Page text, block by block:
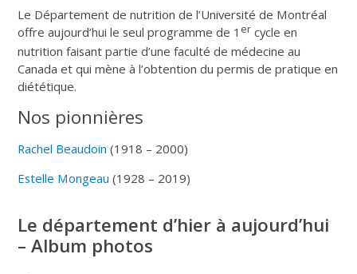
Le Département de nutrition de l’Université de Montréal
offre aujourd’hui le seul programme de 1 er cycle en
nutrition faisant partie d’une faculté de médecine au
Canada et qui mène à l’obtention du permis de pratique en
diététique.
Nos pionnières
Rachel Beaudoin (1918 – 2000)
Estelle Mongeau (1928 – 2019)
Le département d’hier à aujourd’hui
– Album photos